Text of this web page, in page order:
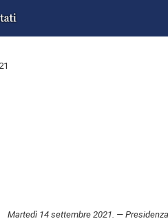
Martedì 14 settembre 2021. —